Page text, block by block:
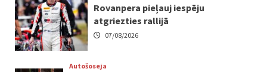
Rovanpera pieļauj iespēju
atgriezties rallijā
07/08/2026
Autošoseja